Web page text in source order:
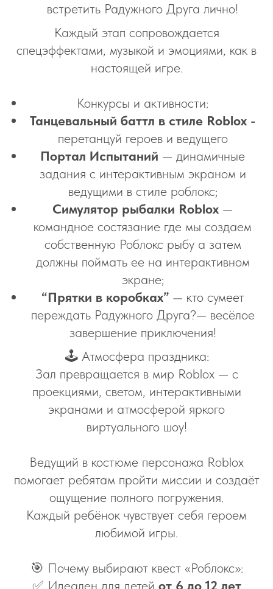
встретить Радужного Друга лично!
Каждый этап сопровождается
спецэффектами, музыкой и эмоциями, как в
настоящей игре.
Конкурсы и активности:
Танцевальный баттл в стиле Roblox -
перетанцуй героев и ведущего
Портал Испытаний — динамичные
задания с интерактивным экраном и
ведущими в стиле роблокс;
Симулятор рыбалки Roblox —
командное состязание где мы создаем
собственную Роблокс рыбу а затем
должны поймать ее на интерактивном
экране;
“Прятки в коробках”— кто сумеет
переждать Радужного Друга?— весёлое
завершение приключения!
🕹 Атмосфера праздника:
Зал превращается в мир Roblox — с
проекциями, светом, интерактивными
экранами и атмосферой яркого
виртуального шоу!
Ведущий в костюме персонажа Roblox
помогает ребятам пройти миссии и создаёт
ощущение полного погружения.
Каждый ребёнок чувствует себя героем
любимой игры.
🎯 Почему выбирают квест «Роблокс»:
✅ Идеален для детей от 6 до 12 лет